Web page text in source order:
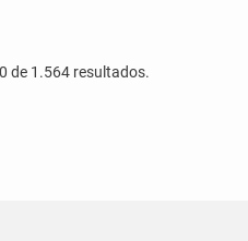
de 1.564 resultados.